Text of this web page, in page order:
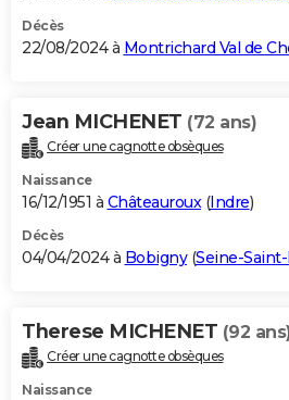
Décès
22/08/2024 à Montrichard Val de
Jean MICHENET (72 ans)
Créer une cagnotte obsèques
Naissance
16/12/1951 à Châteauroux(Indre)
Décès
04/04/2024 à Bobigny(Seine-
Therese MICHENET (92
Créer une cagnotte obsèques
Naissance